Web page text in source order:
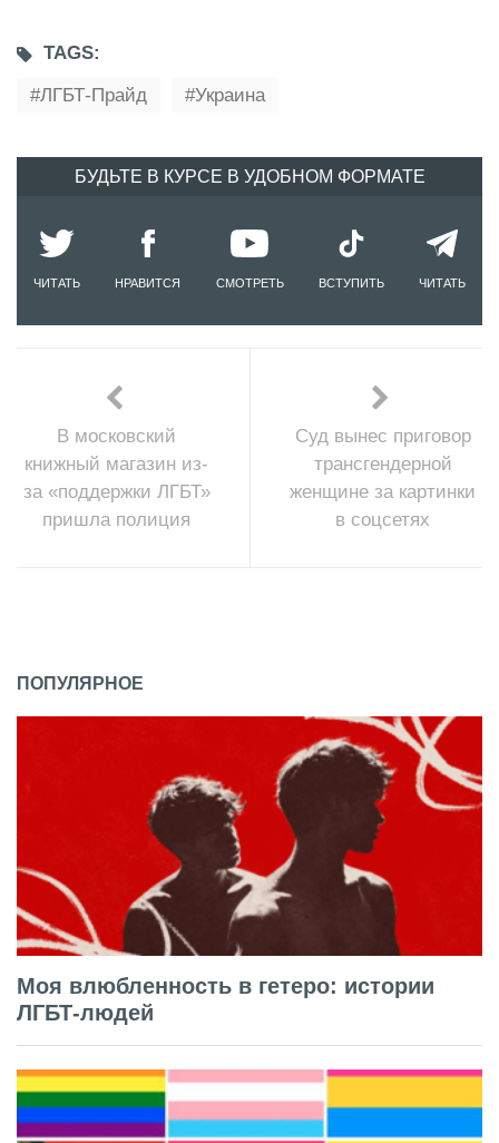
TAGS:
ЛГБТ-Прайд
Украина
БУДЬТЕ В КУРСЕ В УДОБНОМ ФОРМАТЕ
ЧИТАТЬ НРАВИТСЯ СМОТРЕТЬ ВСТУПИТЬ ЧИТАТЬ
В московский
книжный магазин из-
за «поддержки ЛГБТ»
пришла полиция
Суд вынес приговор
трансгендерной
женщине за картинки
в соцсетях
ПОПУЛЯРНОЕ
Моя влюбленность в гетеро: истории
ЛГБТ-людей